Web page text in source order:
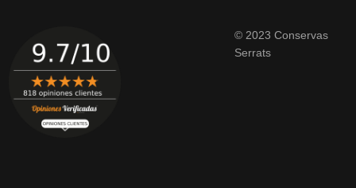
© 2023 Conservas
Serrats